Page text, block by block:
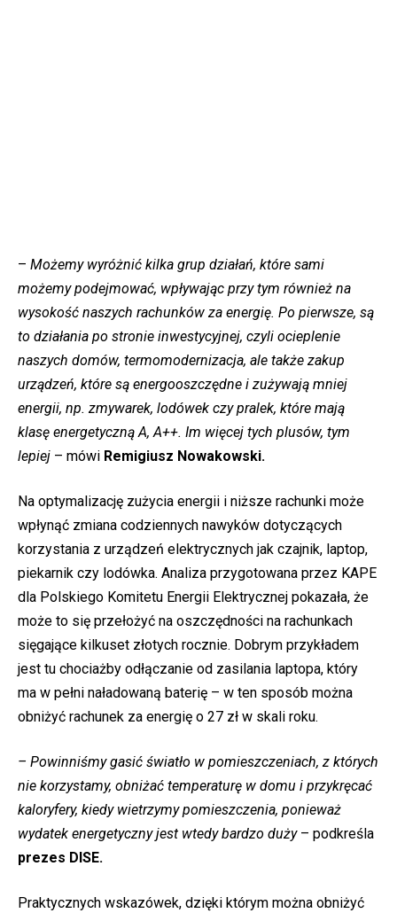
– Możemy wyróżnić kilka grup działań, które sami
możemy podejmować, wpływając przy tym również na
wysokość naszych rachunków za energię. Po pierwsze, są
to działania po stronie inwestycyjnej, czyli ocieplenie
naszych domów, termomodernizacja, ale także zakup
urządzeń, które są energooszczędne i zużywają mniej
energii, np. zmywarek, lodówek czy pralek, które mają
klasę energetyczną A, A++. Im więcej tych plusów, tym
lepiej – mówi Remigiusz Nowakowski.
Na optymalizację zużycia energii i niższe rachunki może
wpłynąć zmiana codziennych nawyków dotyczących
korzystania z urządzeń elektrycznych jak czajnik, laptop,
piekarnik czy lodówka. Analiza przygotowana przez KAPE
dla Polskiego Komitetu Energii Elektrycznej pokazała, że
może to się przełożyć na oszczędności na rachunkach
sięgające kilkuset złotych rocznie. Dobrym przykładem
jest tu chociażby odłączanie od zasilania laptopa, który
ma w pełni naładowaną baterię – w ten sposób można
obniżyć rachunek za energię o 27 zł w skali roku.
– Powinniśmy gasić światło w pomieszczeniach, z których
nie korzystamy, obniżać temperaturę w domu i przykręcać
kaloryfery, kiedy wietrzymy pomieszczenia, ponieważ
wydatek energetyczny jest wtedy bardzo duży – podkreśla
prezes DISE.
Praktycznych wskazówek, dzięki którym można obniżyć